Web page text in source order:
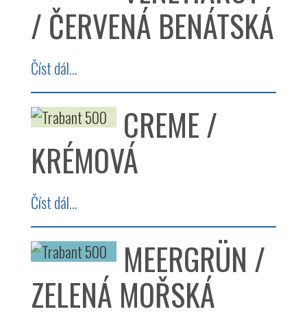
/ ČERVENÁ BENÁTSKÁ
Číst dál...
CREME /
KRÉMOVÁ
Číst dál...
MEERGRÜN /
ZELENÁ MOŘSKÁ